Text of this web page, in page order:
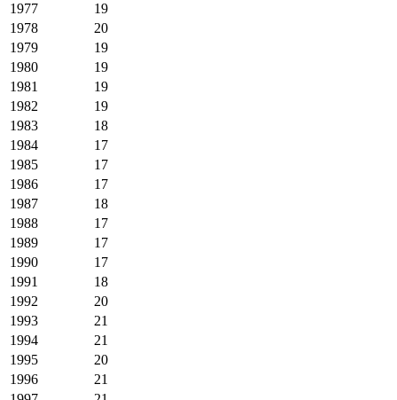
1977
19
1978
20
1979
19
1980
19
1981
19
1982
19
1983
18
1984
17
1985
17
1986
17
1987
18
1988
17
1989
17
1990
17
1991
18
1992
20
1993
21
1994
21
1995
20
1996
21